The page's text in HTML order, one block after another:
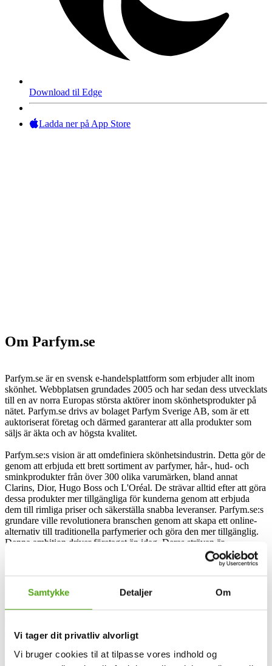
Samtykke Detaljer Om
Vi tager dit privatliv alvorligt
Vi bruger cookies til at tilpasse vores indhold og
Download til Edge
Ladda ner på App Store
Om Parfym.se
Parfym.se är en svensk e-handelsplattform som erbjuder allt inom
skönhet. Webbplatsen grundades 2005 och har sedan dess utvecklats
till en av norra Europas största aktörer inom skönhetsprodukter på
nätet. Parfym.se drivs av bolaget Parfym Sverige AB, som är ett
auktoriserat företag och därmed garanterar att alla produkter som
säljs är äkta och av högsta kvalitet.
Parfym.se:s vision är att omdefiniera skönhetsindustrin. Detta gör de
genom att erbjuda ett brett sortiment av parfymer, hår-, hud- och
sminkprodukter från över 300 olika varumärken, bland annat
Clarins, Dior, Hugo Boss och L'Oréal. De strävar alltid efter att göra
dessa produkter mer tillgängliga för kunderna genom att erbjuda
dem till rimliga priser och säkerställa snabba leveranser. Parfym.se:s
grundare ville revolutionera branschen genom att skapa ett online-
alternativ till traditionella parfymerier och göra den mer tillgänglig.
Denna ambition driver företaget än idag. Deras strävan är
densamma: att bjuda in fler människor till en vacker värld och skapa
Europas största skönhetsdestinationer. Deras mål är dock inte bara
att erbjuda högkvalitativa produkter, utan också att dela med sig av
kundernas behov.